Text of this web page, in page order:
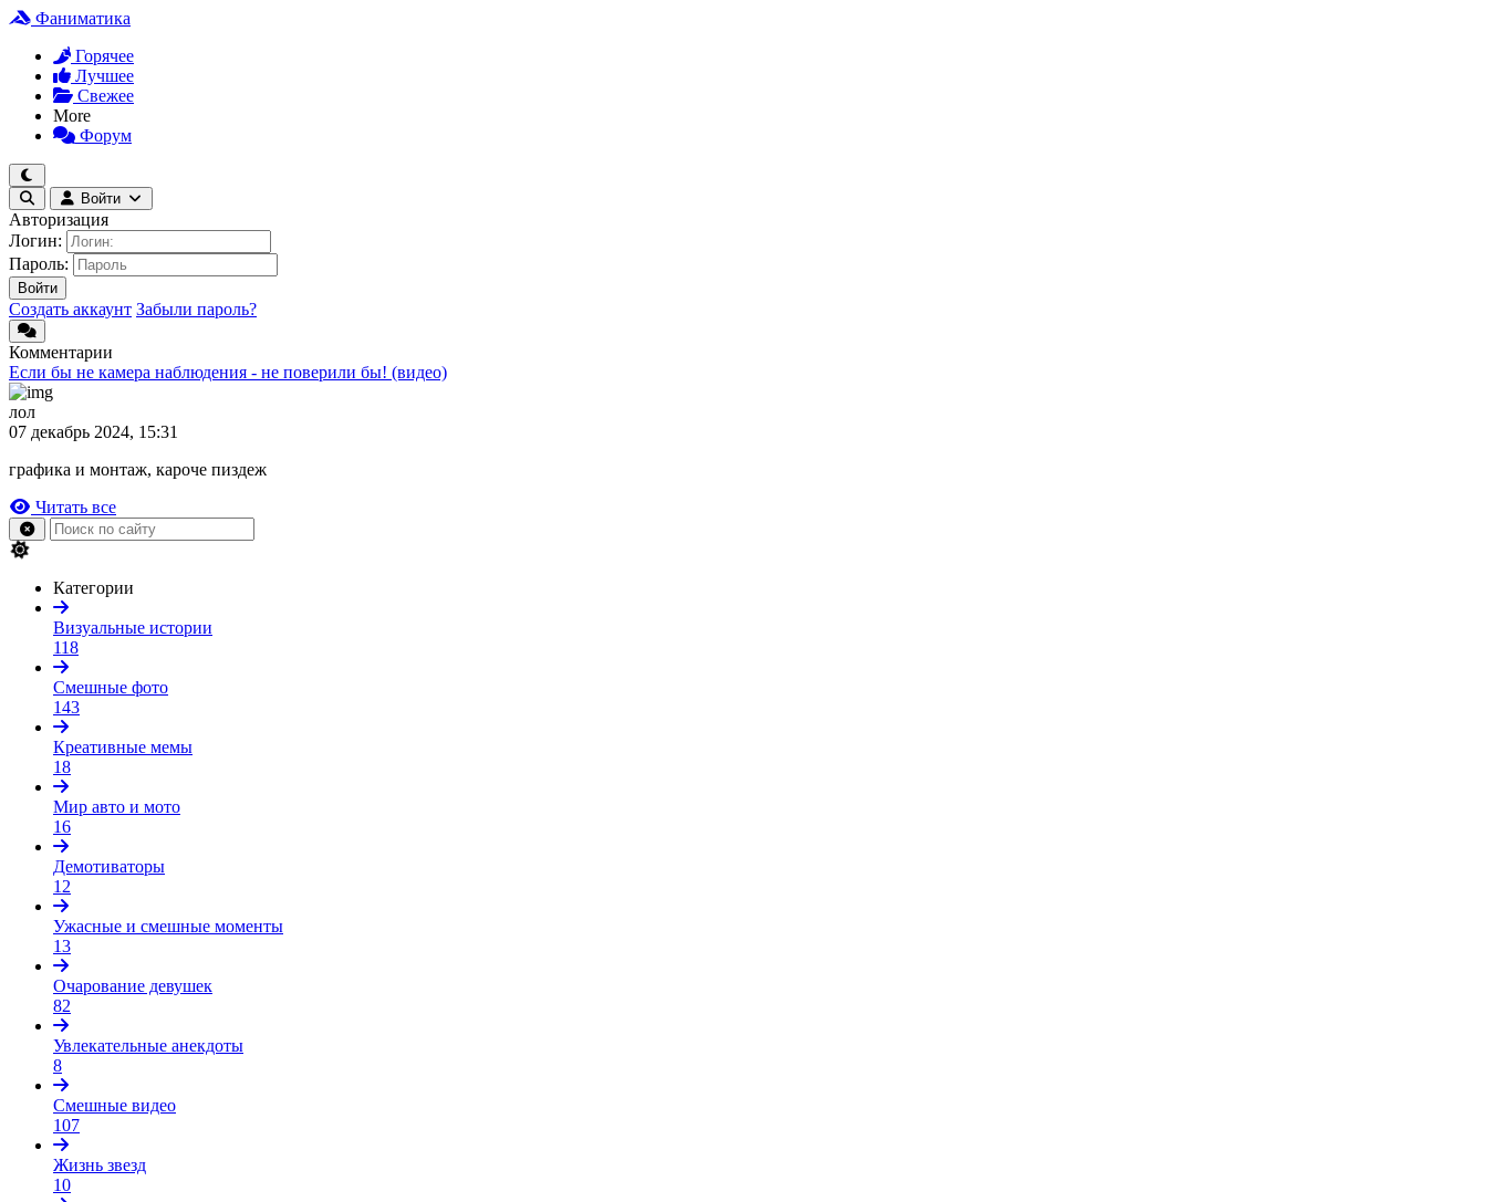
Фаниматика
Горячее
Лучшее
Свежее
More
Форум
Войти
Авторизация
Логин:
Пароль:
Войти
Создать аккаунт Забыли пароль?
Комментарии
Если бы не камера наблюдения - не поверили бы! (видео)
лол
07 декабрь 2024, 15:31
графика и монтаж, кароче пиздеж
Читать все
Категории
Визуальные истории
118
Смешные фото
143
Креативные мемы
18
Мир авто и мото
16
Демотиваторы
12
Ужасные и смешные моменты
13
Очарование девушек
82
Увлекательные анекдоты
8
Смешные видео
107
Жизнь звезд
10